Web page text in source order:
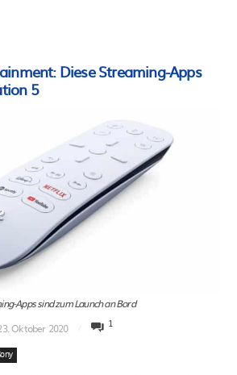
Diese Streaming-Apps
5
Apps sind zum Launch an Bord
Oktober 2020 1